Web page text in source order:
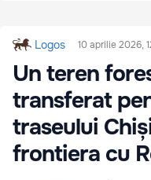
Logos 10 aprilie 2026,
Un teren
transferat
traseului
frontiera cu